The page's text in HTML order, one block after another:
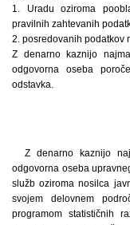
1. Uradu oziroma
pravilnih zahtevanih
2. posredovanih podatkov
Z denarno kaznijo
odgovorna oseba
odstavka.
Z denarno kaznijo
odgovorna oseba
služb oziroma nosilca
svojem delovnem
programom statističnih